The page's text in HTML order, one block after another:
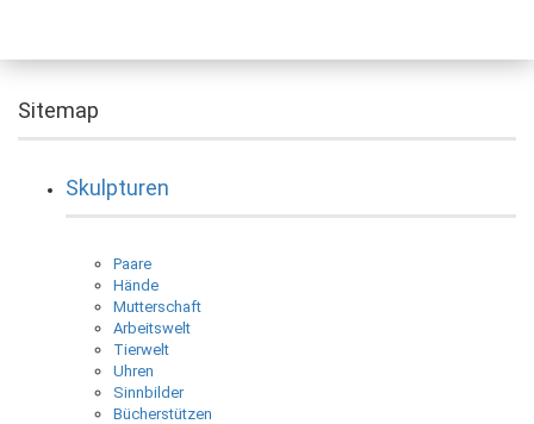
Sitemap
Skulpturen
Paare
Hände
Mutterschaft
Arbeitswelt
Tierwelt
Uhren
Sinnbilder
Bücherstützen